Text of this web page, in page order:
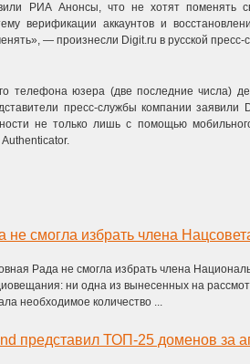
РИА Анонсы, что не хотят поменять
верификации аккаунтов и
— произнесли Digit.ru в русской пресс-
телефона юзера (две последние числа)
пресс-службы компании заявили
не только лишь с помощью
не смогла избрать члена
Рада не смогла избрать члена
ни одна из вынесенных на
необходимое количество ...
представил ТОП-25 доменов за